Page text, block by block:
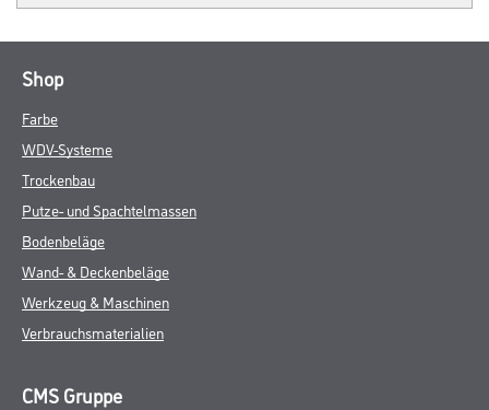
Shop
Farbe
WDV-Systeme
Trockenbau
Putze- und Spachtelmassen
Bodenbeläge
Wand- & Deckenbeläge
Werkzeug & Maschinen
Verbrauchsmaterialien
CMS Gruppe